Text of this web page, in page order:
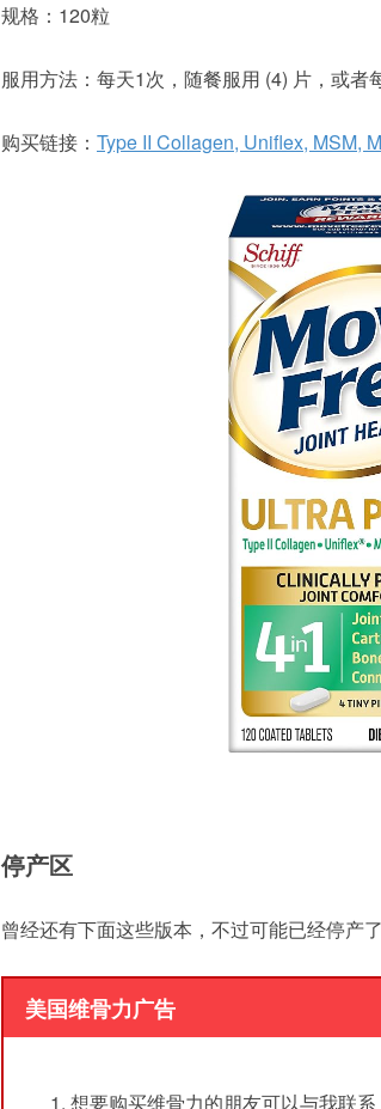
规格：120粒
服用方法：每天1次，随餐服用 (4) 片，或者
购买链接： Type II Collagen, Uniflex, MSM,
停产区
曾经还有下面这些版本，不过可能已经停产了
美国维骨力广告
想要购买维骨力的朋友可以与我联